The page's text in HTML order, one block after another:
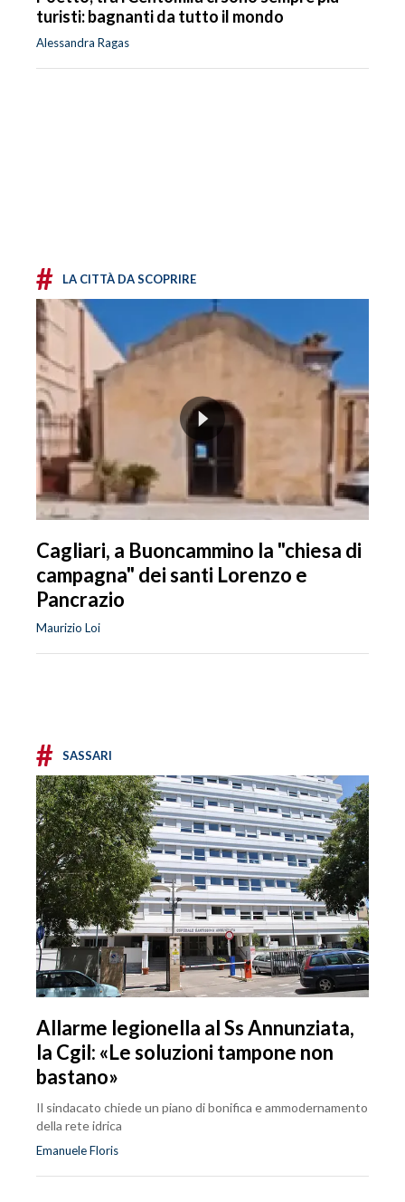
turisti: bagnanti da tutto il mondo
Alessandra Ragas
# LA CITTÀ DA SCOPRIRE
Cagliari, a Buoncammino la "chiesa di
campagna" dei santi Lorenzo e
Pancrazio
Maurizio Loi
# SASSARI
Allarme legionella al Ss Annunziata,
la Cgil: «Le soluzioni tampone non
bastano»
Il sindacato chiede un piano di bonifica e ammodernamento
della rete idrica
Emanuele Floris